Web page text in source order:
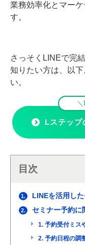
業務効率化とマー
す。
さっそくLINEで完
知りたい方は、以
い。
＼
Lステップ
目次
1. LINEを活用し
2. セミナー予約に
1. 予約受付ミス
2. 予約日程の調